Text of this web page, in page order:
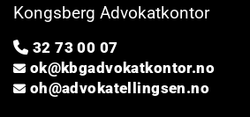
Kongsberg Advokatkontor
 32 73 00 07
 ok@kbgadvokatkontor.no
 oh@advokatellingsen.no